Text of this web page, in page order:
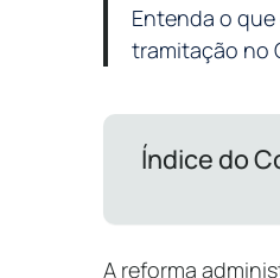
Entenda o
tramitação no
Índice do
A reforma